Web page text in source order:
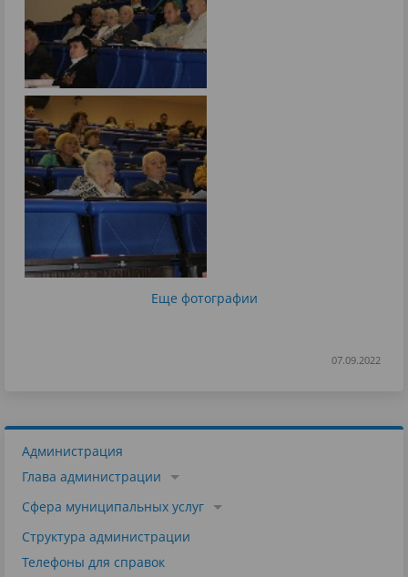
Еще фотографии
07.09.2022
Администрация
Глава администрации
Сфера муниципальных услуг
Структура администрации
Телефоны для справок